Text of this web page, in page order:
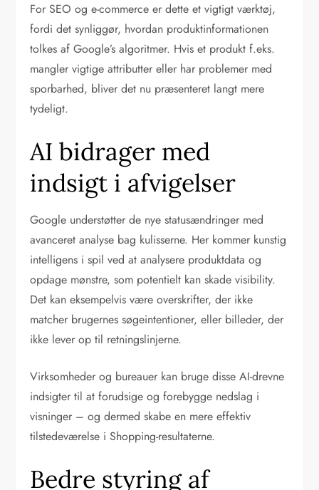
For SEO og e-commerce er dette et vigtigt værktøj,
fordi det synliggør, hvordan produktinformationen
tolkes af Google’s algoritmer. Hvis et produkt f.eks.
mangler vigtige attributter eller har problemer med
sporbarhed, bliver det nu præsenteret langt mere
tydeligt.
AI bidrager med
indsigt i afvigelser
Google understøtter de nye statusændringer med
avanceret analyse bag kulisserne. Her kommer kunstig
intelligens i spil ved at analysere produktdata og
opdage mønstre, som potentielt kan skade visibility.
Det kan eksempelvis være overskrifter, der ikke
matcher brugernes søgeintentioner, eller billeder, der
ikke lever op til retningslinjerne.
Virksomheder og bureauer kan bruge disse AI-drevne
indsigter til at forudsige og forebygge nedslag i
visninger – og dermed skabe en mere effektiv
tilstedeværelse i Shopping-resultaterne.
Bedre styring af